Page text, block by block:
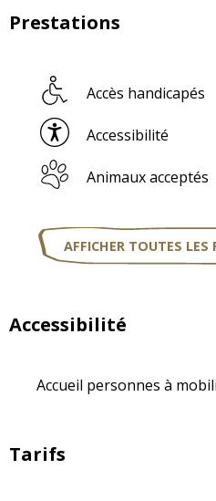
Prestations
Accès handicapés
Accessibilité
Animaux acceptés
AFFICHER TOUTES LES
Accessibilité
Accueil personnes à
Tarifs